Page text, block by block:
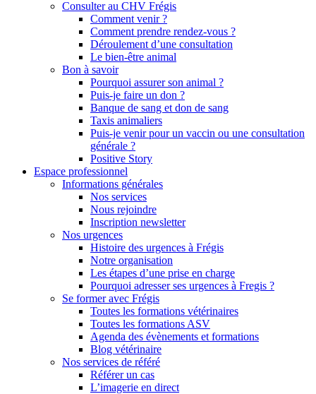
Consulter au CHV Frégis
Comment venir ?
Comment prendre rendez-vous ?
Déroulement d’une consultation
Le bien-être animal
Bon à savoir
Pourquoi assurer son animal ?
Puis-je faire un don ?
Banque de sang et don de sang
Taxis animaliers
Puis-je venir pour un vaccin ou une consultation
générale ?
Positive Story
Espace professionnel
Informations générales
Nos services
Nous rejoindre
Inscription newsletter
Nos urgences
Histoire des urgences à Frégis
Notre organisation
Les étapes d’une prise en charge
Pourquoi adresser ses urgences à Fregis ?
Se former avec Frégis
Toutes les formations vétérinaires
Toutes les formations ASV
Agenda des évènements et formations
Blog vétérinaire
Nos services de référé
Référer un cas
L’imagerie en direct